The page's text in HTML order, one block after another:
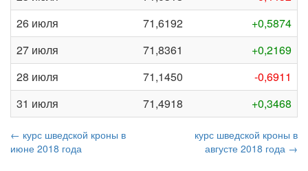
26 июля
71,6192
+0,5874
27 июля
71,8361
+0,2169
28 июля
71,1450
-0,6911
31 июля
71,4918 +0,3468
← курс шведской кроны в
июне 2018 года
курс шведской кроны в
августе 2018 года →